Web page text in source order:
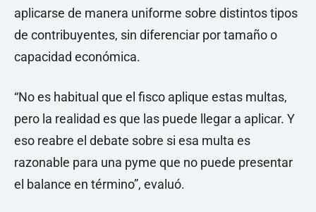
aplicarse de manera uniforme sobre distintos tipos
de contribuyentes, sin diferenciar por tamaño o
capacidad económica.
“No es habitual que el fisco aplique estas multas,
pero la realidad es que las puede llegar a aplicar. Y
eso reabre el debate sobre si esa multa es
razonable para una pyme que no puede presentar
el balance en término”, evaluó.